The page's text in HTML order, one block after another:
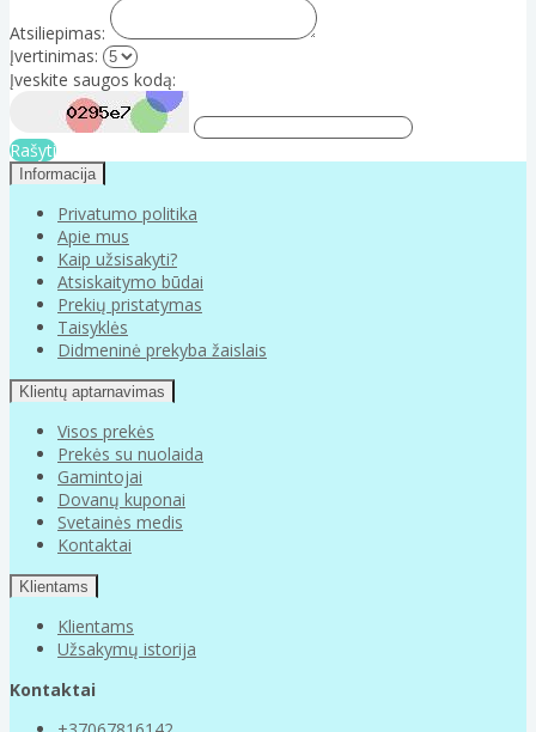
Atsiliepimas:
Įvertinimas:
Įveskite saugos kodą:
Rašyti
Informacija
Privatumo politika
Apie mus
Kaip užsisakyti?
Atsiskaitymo būdai
Prekių pristatymas
Taisyklės
Didmeninė prekyba žaislais
Klientų aptarnavimas
Visos prekės
Prekės su nuolaida
Gamintojai
Dovanų kuponai
Svetainės medis
Kontaktai
Klientams
Klientams
Užsakymų istorija
Kontaktai